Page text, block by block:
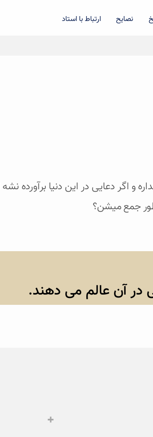
نصایح ارتباط با استاد
و اگر دعایی در این دنیا برآورده
جمع میشن؟
در آن عالم می دهند.